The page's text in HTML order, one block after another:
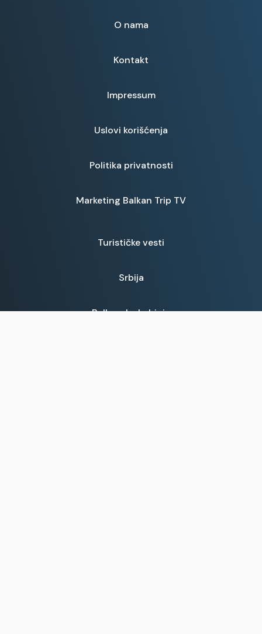
O nama
Kontakt
Impressum
Uslovi korišćenja
Politika privatnosti
Marketing Balkan Trip TV
Turističke vesti
Srbija
Balkanska kuhinja